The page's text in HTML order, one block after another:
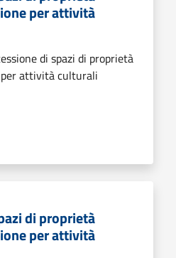
per attività
di spazi di proprietà
attività culturali
di proprietà
per attività